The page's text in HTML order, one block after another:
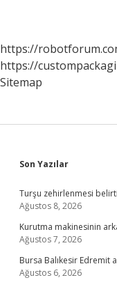
https://
https://
Sitemap
Sidebar
Son Yazılar
Turşu zehirlenmesi
Ağustos 8, 2026
Kurutma makinesinin
Ağustos 7, 2026
Bursa Balıkesir Edremit
Ağustos 6, 2026